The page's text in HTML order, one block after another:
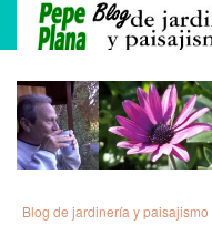
Blog de jardinería y paisajismo